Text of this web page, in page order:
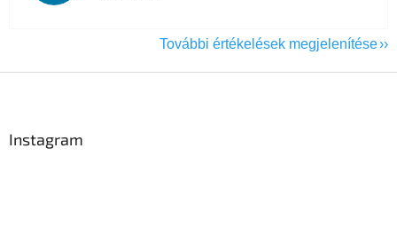
További értékelések megjelenítése
Instagram